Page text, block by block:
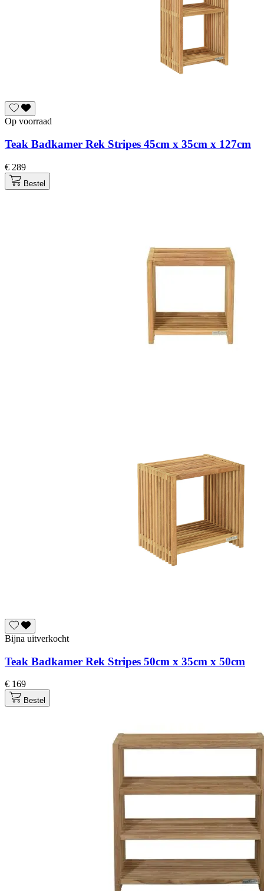
Op voorraad
Teak Badkamer Rek Stripes 45cm x 35cm x 127cm
€ 289
Bestel
Bijna uitverkocht
Teak Badkamer Rek Stripes 50cm x 35cm x 50cm
€ 169
Bestel